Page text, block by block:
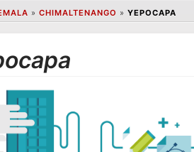
» CHIMALTENANGO » YEPOCAPA